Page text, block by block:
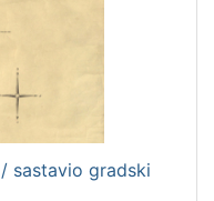
sastavio gradski